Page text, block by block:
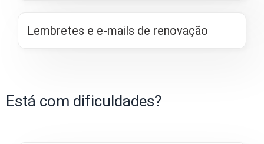
Lembretes e e-mails de renovação
Está com dificuldades?